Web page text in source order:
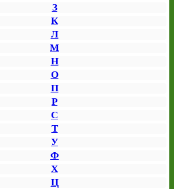
З
К
Л
М
Н
О
П
Р
С
Т
У
Ф
Х
Ц